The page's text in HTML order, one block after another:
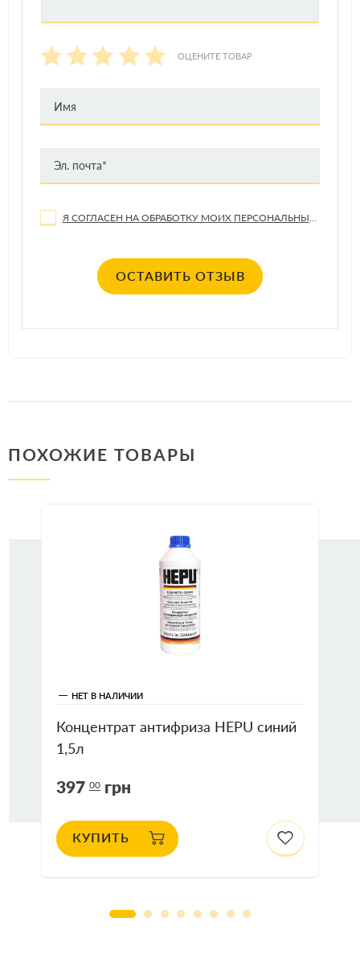
ОЦЕНИТЕ ТОВАР
ОСТАВИТЬ ОТЗЫВ
ПОХОЖИЕ ТОВАРЫ
НЕТ В НАЛИЧИИ
Концентрат антифриза HEPU синий
1,5л
397 00 грн
КУПИТЬ